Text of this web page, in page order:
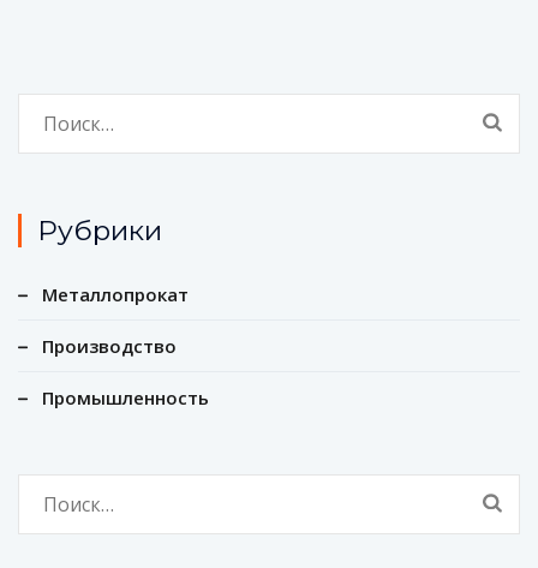
Рубрики
Металлопрокат
Производство
Промышленность